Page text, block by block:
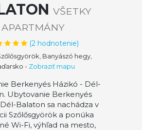
VŠETKY
APARTMÁNY
(2hodnotenie)
Banyászó hegy,
- Zobraziť mapu
Berkenyés Házikó - Dél-
Ubytovanie Berkenyés
Balaton sa nachádza v
Szőlősgyörök a ponúka
Wi-Fi, výhľad na mesto,